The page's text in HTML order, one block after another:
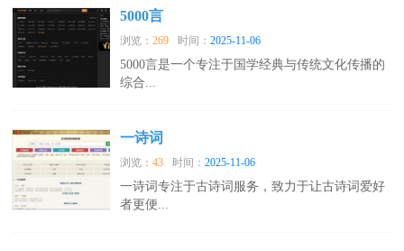
5000言
浏览：269 时间：2025-11-06
5000言是一个专注于国学经典与传统文化传播的
综合...
一诗词
浏览：43 时间：2025-11-06
一诗词专注于古诗词服务，致力于让古诗词爱好
者更便...